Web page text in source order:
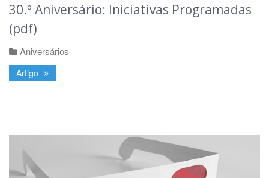
30.º Aniversário: Iniciativas Programadas
(pdf)
Aniversários
Artigo